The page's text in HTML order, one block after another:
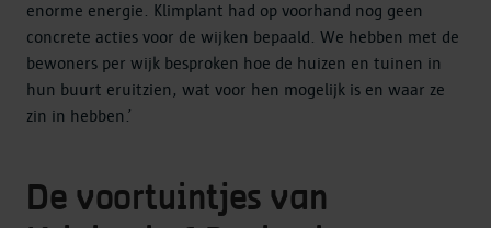
enorme energie. Klimplant had op voorhand nog geen
concrete acties voor de wijken bepaald. We hebben met de
bewoners per wijk besproken hoe de huizen en tuinen in
hun buurt eruitzien, wat voor hen mogelijk is en waar ze
zin in hebben.’
De voortuintjes van